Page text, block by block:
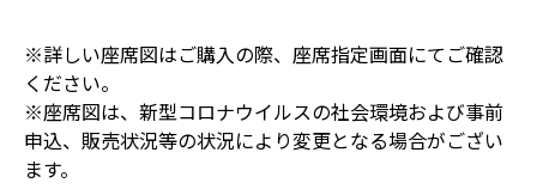
※詳しい座席図はご購入の際、座席指定画面にてご確認
ください。
※座席図は、新型コロナウイルスの社会環境および事前
申込、販売状況等の状況により変更となる場合がござい
ます。